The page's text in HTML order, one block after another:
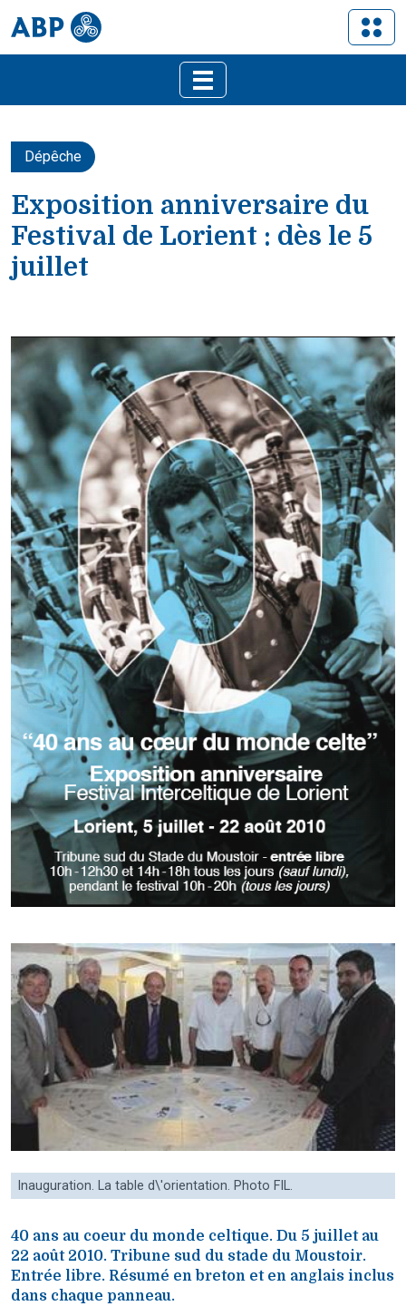
Dépêche
Exposition anniversaire du
Festival de Lorient : dès le 5
juillet
Inauguration. La table d\'orientation. Photo FIL.
40 ans au coeur du monde celtique. Du 5 juillet au
22 août 2010. Tribune sud du stade du Moustoir.
Entrée libre. Résumé en breton et en anglais inclus
dans chaque panneau.